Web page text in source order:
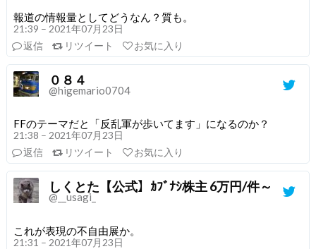
報道の情報量としてどうなん？質も。
21:39 – 2021年07月23日
返信
リツイート お気に入り
０８４
@higemario0704
FFのテーマだと「反乱軍が歩いてます」になるのか？
21:38 – 2021年07月23日
返信
リツイート お気に入り
しくとた【公式】ｶﾌﾞﾅｼ株主 6万円/件～
@__usagi_
これが表現の不自由展か。
21:31 – 2021年07月23日